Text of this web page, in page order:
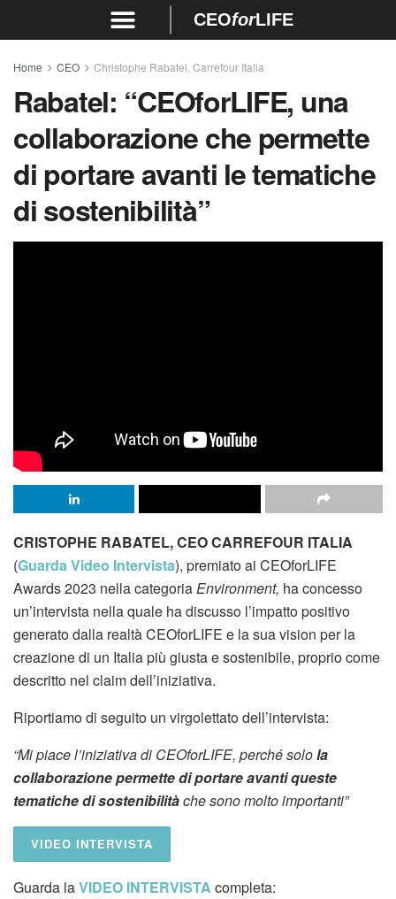
CEOforLIFE
Home CEO Christophe Rabatel, Carrefour Italia
Rabatel: “CEOforLIFE, una
collaborazione che permette
di portare avanti le tematiche
di sostenibilità”
CRISTOPHE RABATEL, CEO CARREFOUR ITALIA
(Guarda Video Intervista), premiato ai CEOforLIFE
Awards 2023 nella categoriaEnvironment, ha concesso
un’intervista nella quale ha discusso l’impatto positivo
generato dalla realtà CEOforLIFE e la sua vision per la
creazione di un Italia più giusta e sostenibile, proprio come
descritto nel claim dell’iniziativa.
Riportiamo di seguito un virgolettato dell’intervista:
“Mi piace l’iniziativa di CEOforLIFE, perché solola
collaborazione permette di portare avanti queste
tematiche di sostenibilitàche sono molto importanti”
VIDEO INTERVISTA
Guarda laVIDEO INTERVISTA completa: